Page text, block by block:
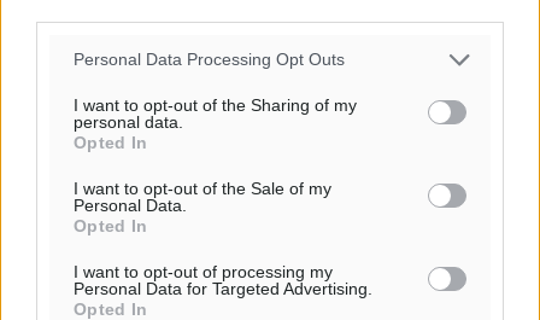
Personal Data Processing Opt Outs
I want to opt-out of the Sharing of my
personal data.
Opted In
I want to opt-out of the Sale of my
Personal Data.
Opted In
I want to opt-out of processing my
Personal Data for Targeted Advertising.
Opted In
Οδηγός στη Ρόδο τράκαρε σταθμευμένο αυτοκίνητο,
παρέσυρε 72χρονο και διέφυγε
Το νέο Ειδικό Χωροταξικό για τον Τουρισμό
Τοπικές Ειδήσεις• πριν 2 ώρες